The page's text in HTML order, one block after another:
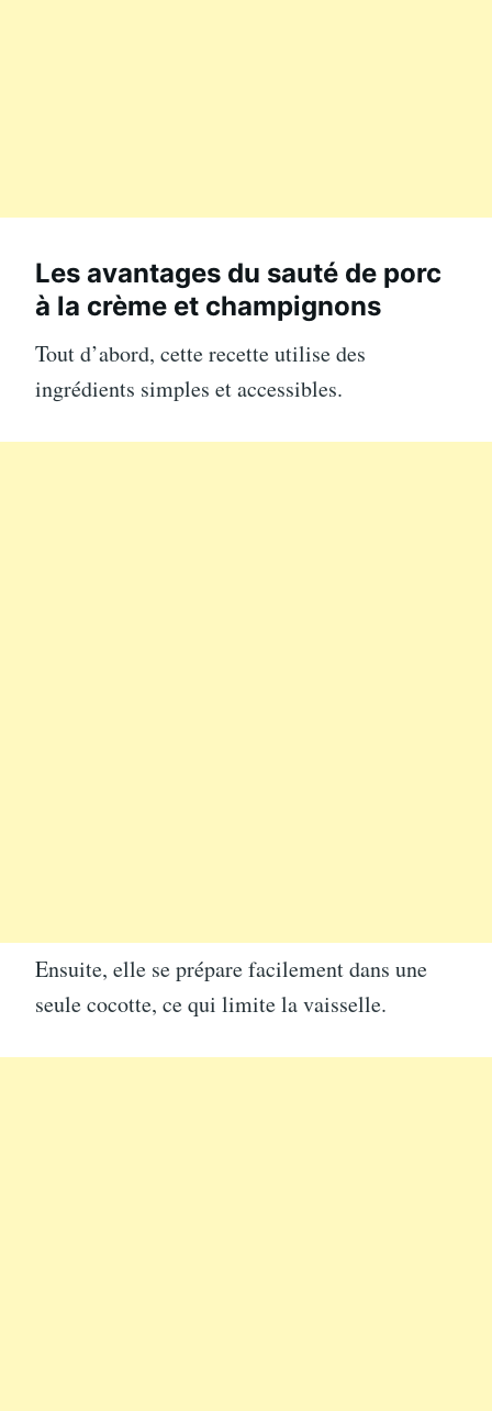
Les avantages du sauté de porc
à la crème et champignons
Tout d’abord, cette recette utilise des
ingrédients simples et accessibles.
Ensuite, elle se prépare facilement dans une
seule cocotte, ce qui limite la vaisselle.